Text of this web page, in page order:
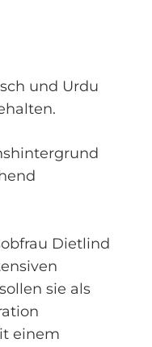
und Urdu
Dietlind
sie als
einem